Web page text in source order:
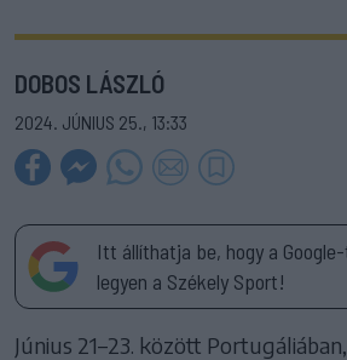
DOBOS LÁSZLÓ
2024. JÚNIUS 25., 13:33
Itt állíthatja be, hogy a
legyen a Székely Sport!
Június 21–23. között